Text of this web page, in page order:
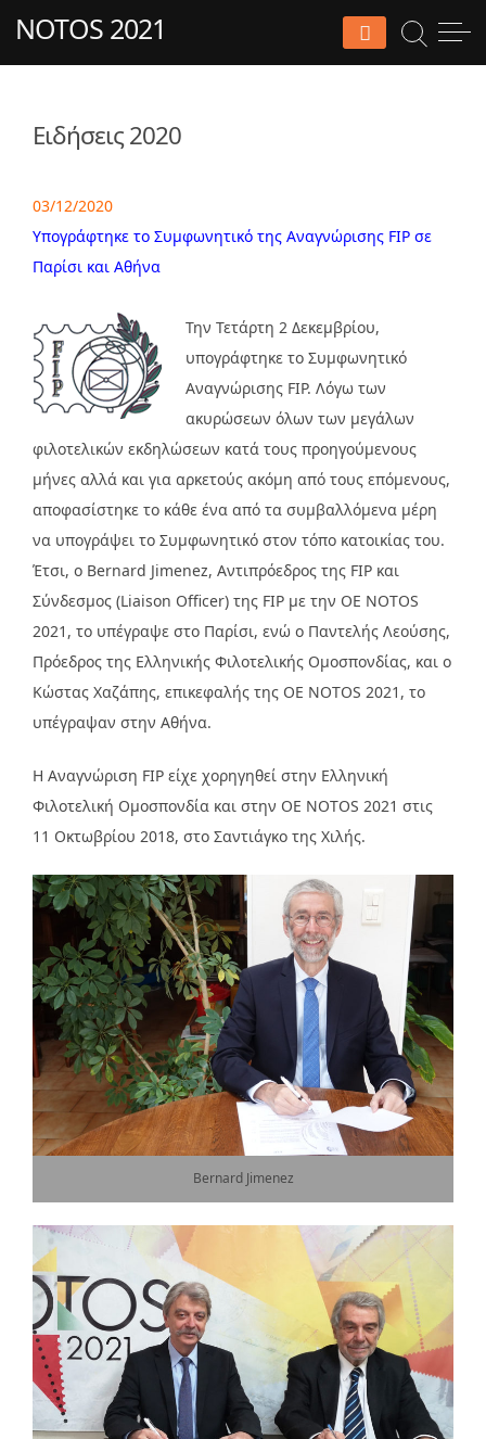
NOTOS 2021
Ειδήσεις 2020
03/12/2020
Υπογράφτηκε το Συμφωνητικό της Αναγνώρισης FIP σε
Παρίσι και Αθήνα
Την Τετάρτη 2 Δεκεμβρίου,
υπογράφτηκε το Συμφωνητικό
Αναγνώρισης FIP. Λόγω των
ακυρώσεων όλων των μεγάλων
φιλοτελικών εκδηλώσεων κατά τους προηγούμενους
μήνες αλλά και για αρκετούς ακόμη από τους επόμενους,
αποφασίστηκε το κάθε ένα από τα συμβαλλόμενα μέρη
να υπογράψει το Συμφωνητικό στον τόπο κατοικίας του.
Έτσι, ο Bernard Jimenez, Αντιπρόεδρος της FIP και
Σύνδεσμος (Liaison Officer) της FIP με την ΟΕ NOTOS
2021, το υπέγραψε στο Παρίσι, ενώ ο Παντελής Λεούσης,
Πρόεδρος της Ελληνικής Φιλοτελικής Ομοσπονδίας, και ο
Κώστας Χαζάπης, επικεφαλής της ΟΕ NOTOS 2021, το
υπέγραψαν στην Αθήνα.
Η Αναγνώριση FIP είχε χορηγηθεί στην Ελληνική
Φιλοτελική Ομοσπονδία και στην ΟΕ NOTOS 2021 στις
11 Οκτωβρίου 2018, στο Σαντιάγκο της Χιλής.
Bernard Jimenez